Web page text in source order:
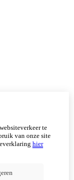
te
van onze site
hier